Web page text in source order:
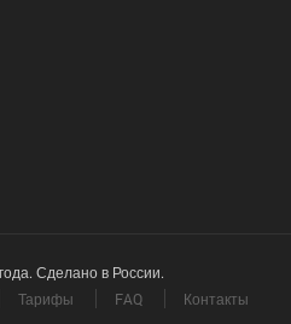
Сделано в России.
Тарифы FAQ Контакты